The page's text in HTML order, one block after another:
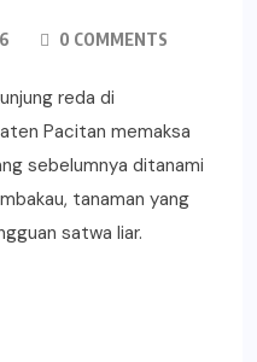
0 COMMENTS
reda di
Pacitan memaksa
sebelumnya ditanami
tanaman yang
satwa liar.